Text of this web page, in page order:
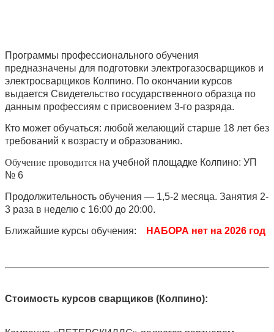
Программы профессионального обучения
предназначены для подготовки электрогазосварщиков и
электросварщиков Колпино. По окончании курсов
выдается Свидетельство государственного образца по
данным профессиям с присвоением 3-го разряда.
Кто может обучаться: любой желающий старше 18 лет без
требований к возрасту и образованию.
Обучение проводится на учебной площадке Колпино: УП
№ 6
Продолжительность обучения — 1,5-2 месяца. Занятия 2-
3 раза в неделю с 16:00 до 20:00.
Ближайшие курсы обучения: НАБОРА нет на 2026 год
Стоимость курсов сварщиков (Колпино):